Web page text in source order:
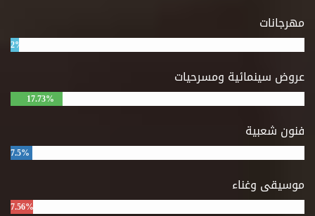
مهرجانات
2%
عروض سينمائية ومسرحيات
17.73%
فنون شعبية
7.5%
موسيقى وغناء
7.56%